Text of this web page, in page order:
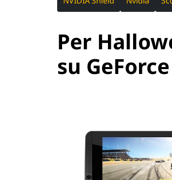
Per
su